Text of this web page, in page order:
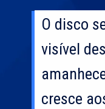
O disco
visível
cresce
O disco
visível
cresce